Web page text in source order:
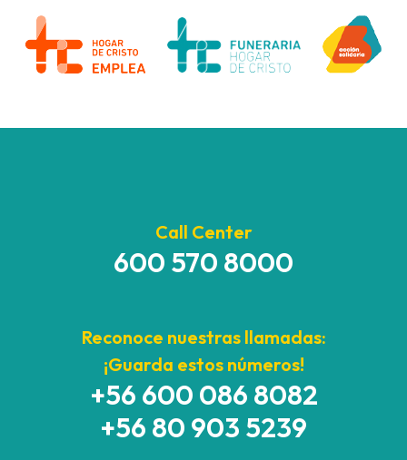
Call Center
600 570 8000
Reconoce nuestras llamadas:
¡Guarda estos números!
+56 600 086 8082
+56 80 903 5239